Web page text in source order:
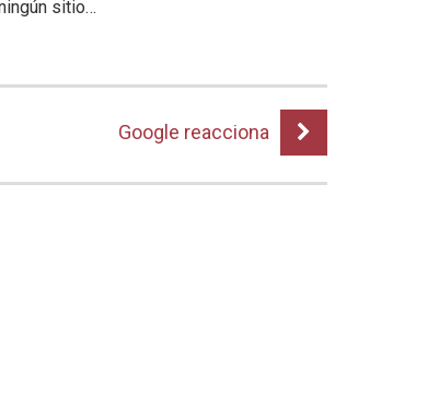
sitio…
Google reacciona